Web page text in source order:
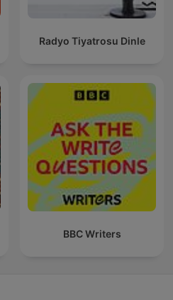
Radyo Tiyatrosu Dinle
BBC Writers